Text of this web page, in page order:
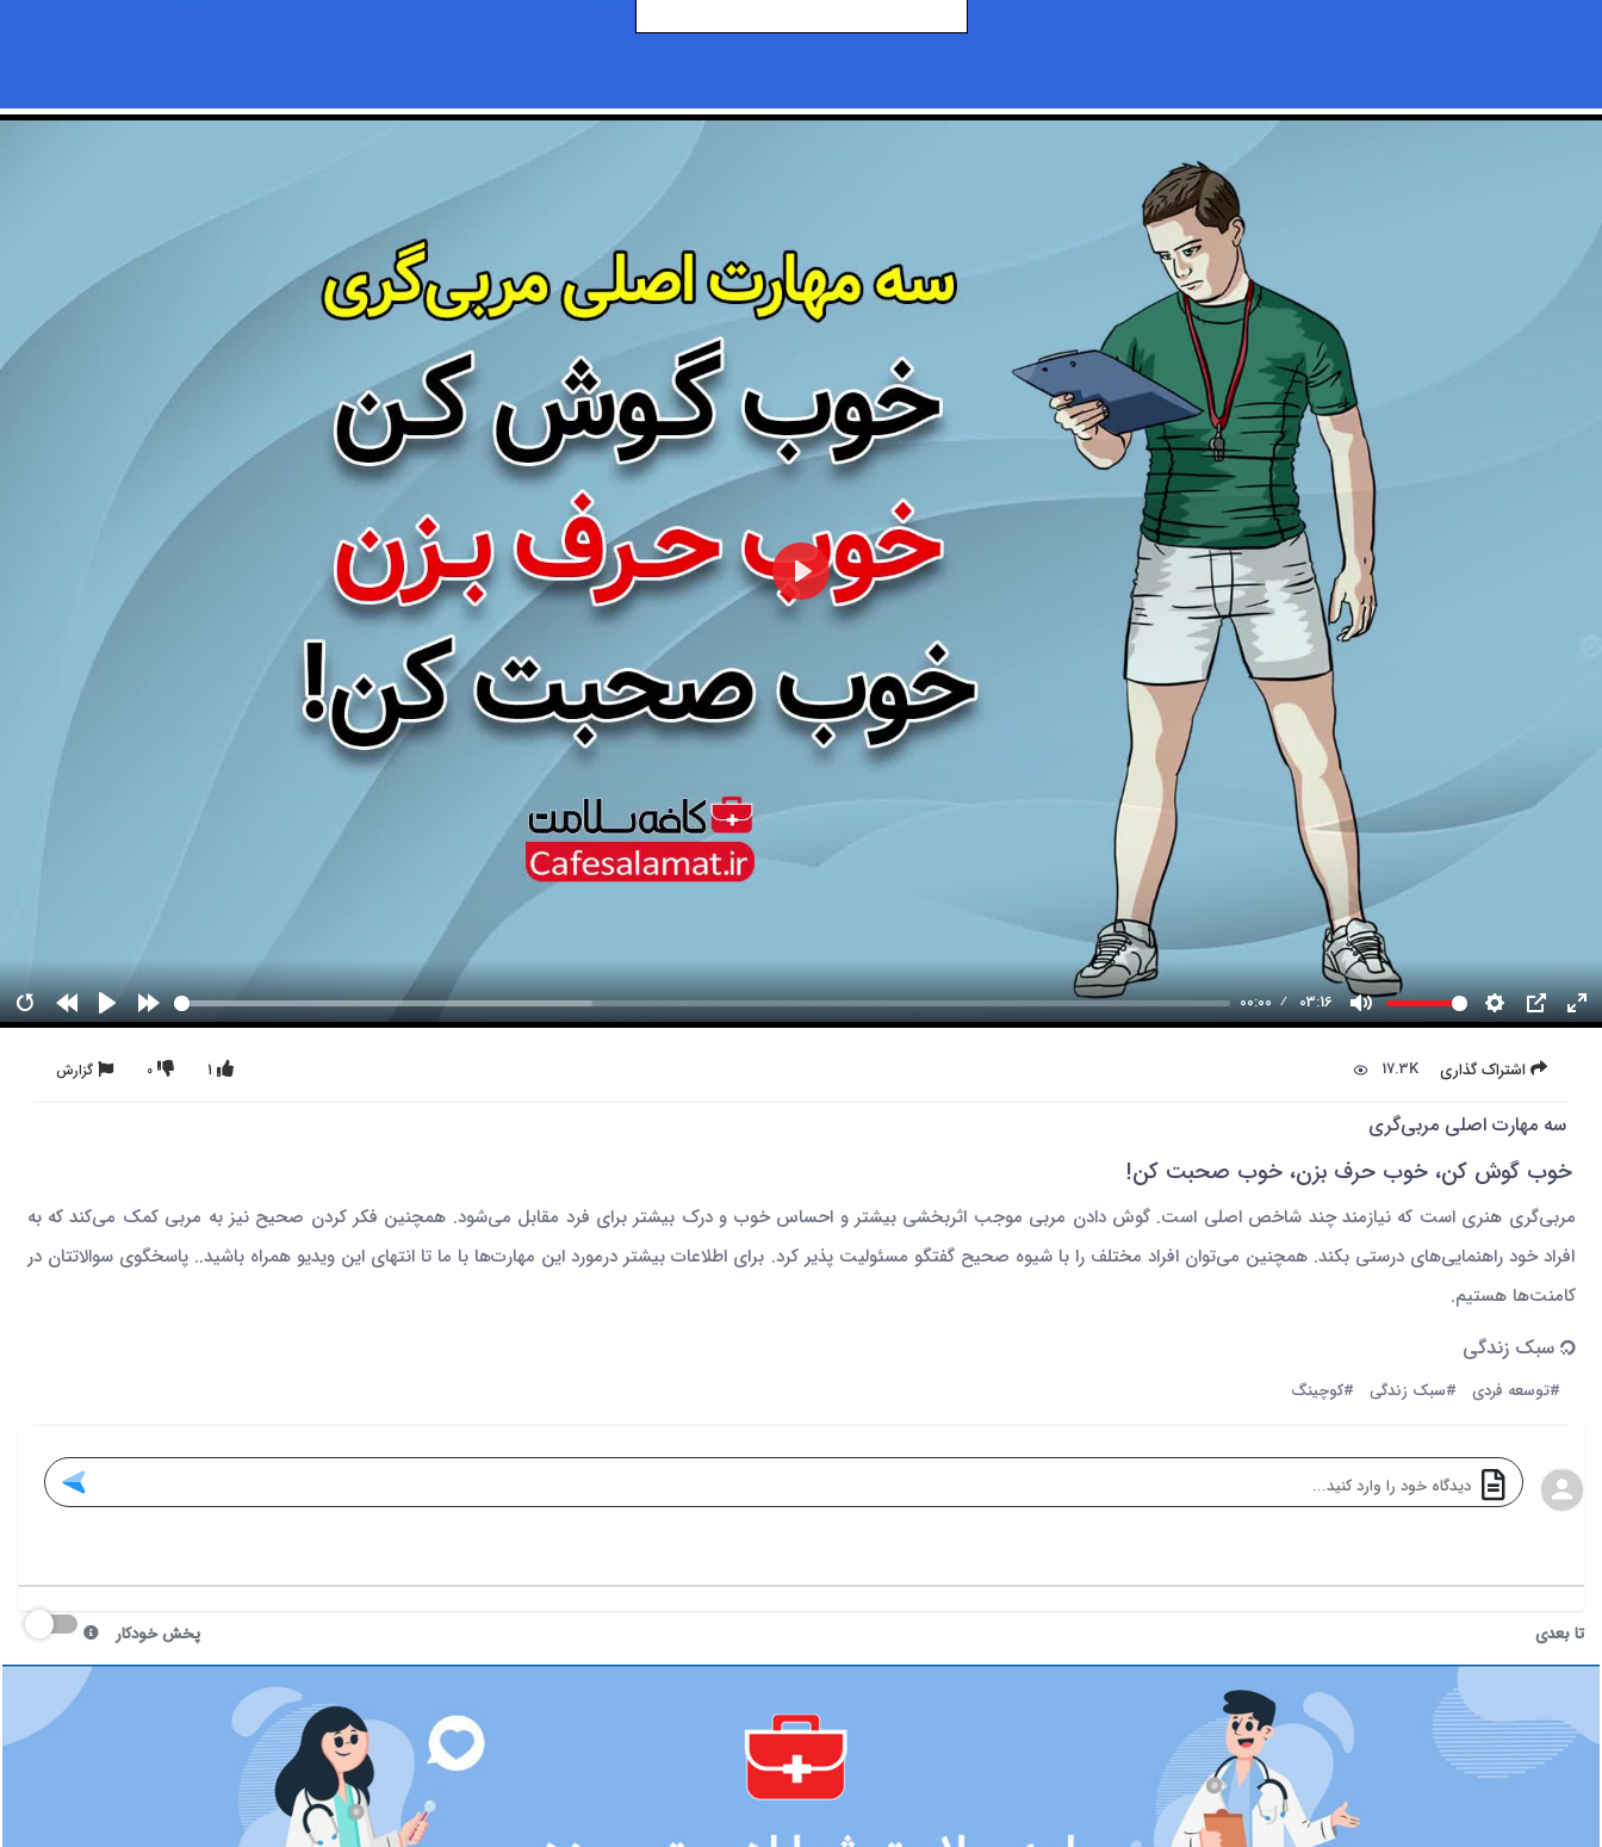
00:00 03:16
اشتراک گذاری 17.3K گزارش 0 1
سه مهارت اصلی مربی‌گری
خوب گوش کن، خوب حرف بزن، خوب صحبت کن!
مربی‌گری هنری است که نیازمند چند شاخص اصلی است. گوش دادن مربی موجب اثربخشی بیشتر و احساس خوب و درک بیشتر برای فرد مقابل می‌شود. همچنین فکر کردن صحیح نیز به مربی کمک می‌کند که به
افراد خود راهنمایی‌های درستی بکند. همچنین می‌توان افراد مختلف را با شیوه صحیح گفتگو مسئولیت پذیر کرد. برای اطلاعات بیشتر درمورد این مهارت‌ها با ما تا انتهای این ویدیو همراه باشید.. پاسخگوی سوالاتتان در
کامنت‌ها هستیم.
سبک زندگی
#توسعه فردی #سبک زندگی #کوچینگ
تا بعدی پخش خودکار